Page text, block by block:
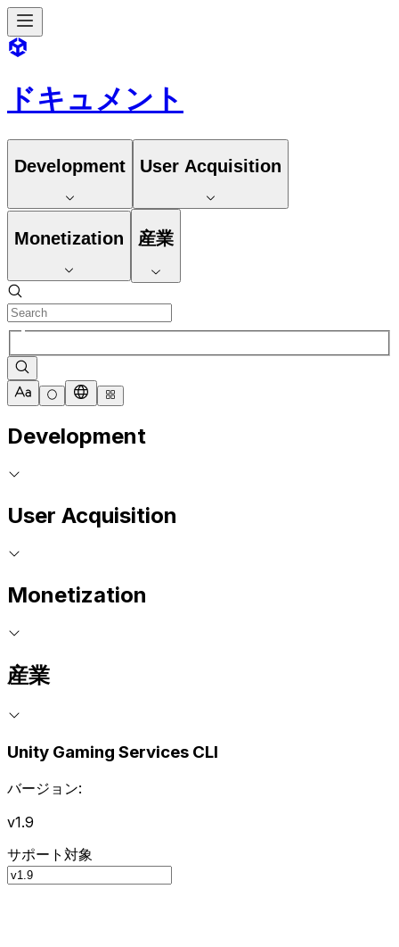
ドキュメント
Development User Acquisition
Monetization 産業
Development
User Acquisition
Monetization
産業
Unity Gaming Services CLI
バージョン:
v1.9
サポート対象